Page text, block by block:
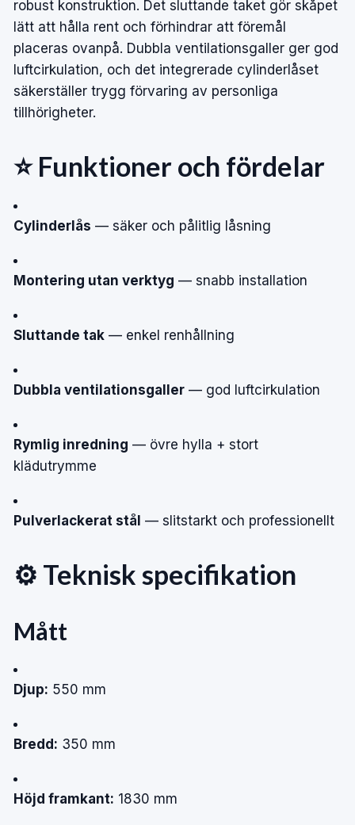
robust konstruktion. Det sluttande taket gör skåpet
lätt att hålla rent och förhindrar att föremål
placeras ovanpå. Dubbla ventilationsgaller ger god
luftcirkulation, och det integrerade cylinderlåset
säkerställer trygg förvaring av personliga
tillhörigheter.
⭐ Funktioner och fördelar
Cylinderlås — säker och pålitlig låsning
Montering utan verktyg — snabb installation
Sluttande tak — enkel renhållning
Dubbla ventilationsgaller — god luftcirkulation
Rymlig inredning — övre hylla + stort
klädutrymme
Pulverlackerat stål — slitstarkt och professionellt
⚙️ Teknisk specifikation
Mått
Djup: 550 mm
Bredd: 350 mm
Höjd framkant: 1830 mm